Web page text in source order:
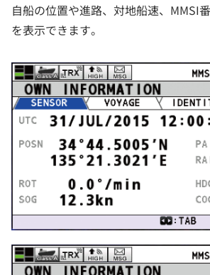
自船の位置や進路、対地船速、MMSI
を表示できます。